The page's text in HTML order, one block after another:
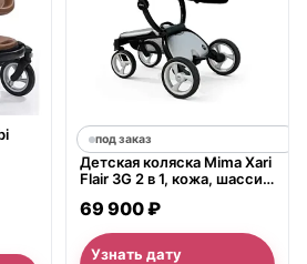
под заказ
Детская коляска Mima Xari
Flair 3G 2 в 1, кожа, шасси
69 900 ₽
Узнать дату